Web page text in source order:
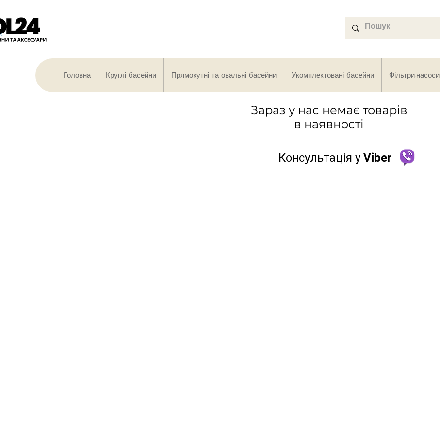
Зараз у нас немає товарів
в наявності
Головна Круглі басейни Прямокутні та овальні басейни Укомплектовані басейни Фільтри-насоси
Консультація у Viber